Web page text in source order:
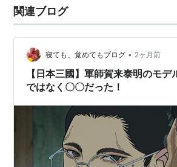
関連ブログ
寝ても、覚めてもブログ • 2ヶ月前
【日本三國】軍師賀来泰明のモデ
ではなく〇〇だった！